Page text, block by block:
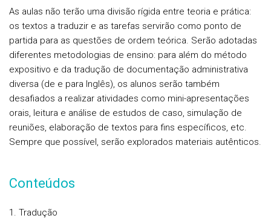
As aulas não terão uma divisão rígida entre teoria e prática:
os textos a traduzir e as tarefas servirão como ponto de
partida para as questões de ordem teórica. Serão adotadas
diferentes metodologias de ensino: para além do método
expositivo e da tradução de documentação administrativa
diversa (de e para Inglês), os alunos serão também
desafiados a realizar atividades como mini-apresentações
orais, leitura e análise de estudos de caso, simulação de
reuniões, elaboração de textos para fins específicos, etc.
Sempre que possível, serão explorados materiais autênticos.
Conteúdos
1. Tradução